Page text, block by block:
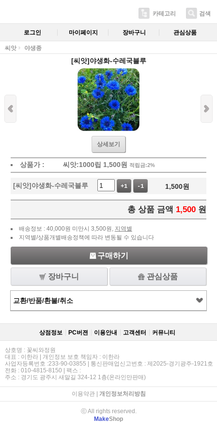
카테고리 검색
로그인 마이페이지 장바구니 관심상품
씨앗 야생종
[씨앗]야생화-수레국블루
상세보기
상품가 : 씨앗:1000립 1,500원 적립금:2%
[씨앗]야생화-수레국블루 +1 -1 1,500원
총 상품 금액 1,500 원
배송정보 : 40,000원 미만시 3,500원, 지역별
지역별/상품개별배송정책에 따라 변동될 수 있습니다
구매하기
장바구니 관심상품
교환/반품/환불/취소
상점정보 PC버젼 이용안내 고객센터 커뮤니티
상호명 : 꽃씨와정원
대표 : 이한라 | 개인정보 보호 책임자 : 이한라
사업자등록번호 :233-90-03855 | 통신판매업신고번호 : 제2025-경기광주-1921호
전화 : 010-4815-8150 | 팩스 :
주소 : 경기도 광주시 새말길 324-12 1층(온라인만판매)
이용약관| 개인정보처리방침
ⓒ All rights reserved.
MakeShop